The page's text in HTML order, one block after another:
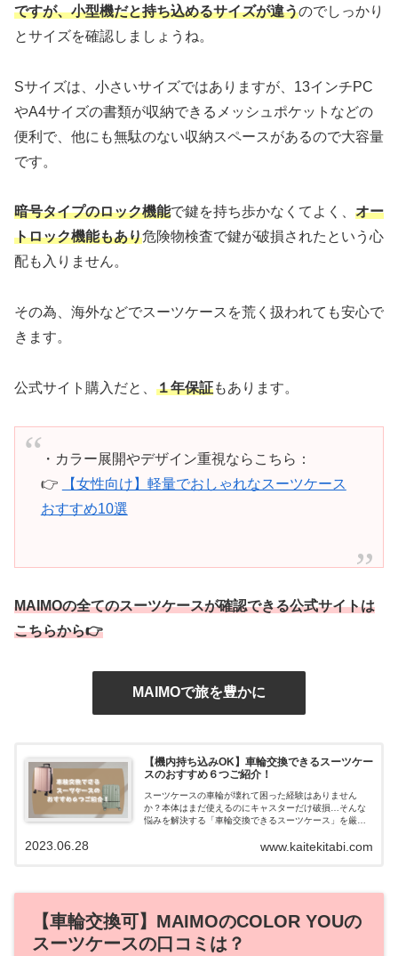
ですが、小型機だと持ち込めるサイズが違うのでしっかり
とサイズを確認しましょうね。
Sサイズは、小さいサイズではありますが、13インチPC
やA4サイズの書類が収納できるメッシュポケットなどの
便利で、他にも無駄のない収納スペースがあるので大容量
です。
暗号タイプのロック機能で鍵を持ち歩かなくてよく、 オー
トロック機能もあり危険物検査で鍵が破損されたという心
配も入りません。
その為、海外などでスーツケースを荒く扱われても安心で
きます。
公式サイト購入だと、 １年保証もあります。
・カラー展開やデザイン重視ならこちら：
👉
【女性向け】軽量でおしゃれなスーツケース
おすすめ10選
MAIMOの全てのスーツケースが確認できる公式サイトは
こちらから👉
MAIMOで旅を豊かに
【機内持ち込みOK】車輪交換できるスーツケー
スのおすすめ６つご紹介！
スーツケースの車輪が壊れて困った経験はありません
か？本体はまだ使えるのにキャスターだけ破損…そんな
悩みを解決する「車輪交換できるスーツケース」を厳選
www.kaitekitabi.com
2023.06.28
【車輪交換可】MAIMOのCOLOR YOUの
スーツケースの口コミは？